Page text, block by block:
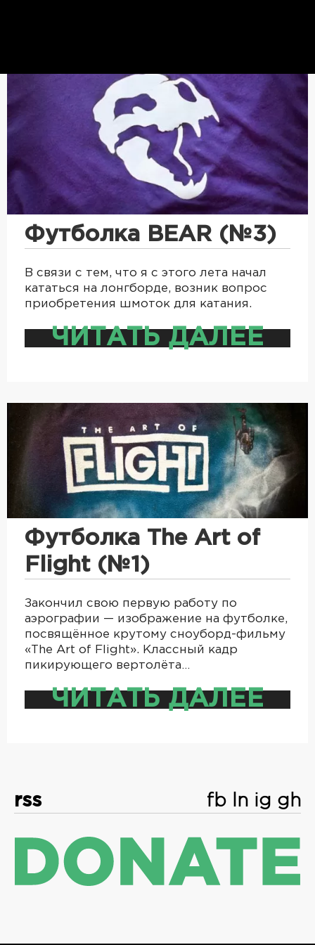
Футболка BEAR (№3)
В связи с тем, что я с этого лета начал
кататься на лонгборде, возник вопрос
приобретения шмоток для катания.
ЧИТАТЬ ДАЛЕЕ
Футболка The Art of
Flight (№1)
Закончил свою первую работу по
аэрографии — изображение на футболке,
посвящённое крутому сноуборд-фильму
«The Art of Flight». Классный кадр
пикирующего вертолёта…
ЧИТАТЬ ДАЛЕЕ
rss fb ln ig gh